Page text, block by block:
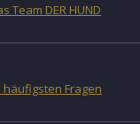
Team DER HUND
Fragen